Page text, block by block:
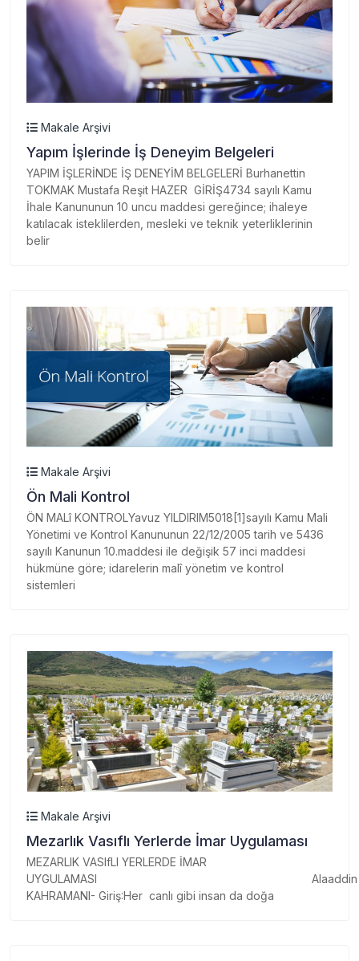
Makale Arşivi
Yapım İşlerinde İş Deneyim Belgeleri
YAPIM İŞLERİNDE İŞ DENEYİM BELGELERİ Burhanettin
TOKMAK Mustafa Reşit HAZER GİRİŞ4734 sayılı Kamu
İhale Kanununun 10 uncu maddesi gereğince; ihaleye
katılacak isteklilerden, mesleki ve teknik yeterliklerinin
belir
Makale Arşivi
Ön Mali Kontrol
ÖN MALî KONTROLYavuz YILDIRIM5018[1]sayılı Kamu Mali
Yönetimi ve Kontrol Kanununun 22/12/2005 tarih ve 5436
sayılı Kanunun 10.maddesi ile değişik 57 inci maddesi
hükmüne göre; idarelerin malî yönetim ve kontrol
sistemleri
Makale Arşivi
Mezarlık Vasıflı Yerlerde İmar Uygulaması
MEZARLIK VASIfLI YERLERDE İMAR
UYGULAMASI Alaaddin
KAHRAMANI- Giriş:Her canlı gibi insan da doğa